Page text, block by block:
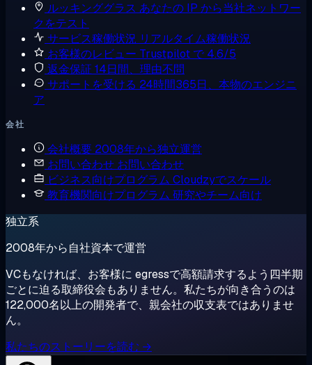
ルッキンググラス あなたの IP から当社ネットワー
クをテスト
サービス稼働状況 リアルタイム稼働状況
お客様のレビュー Trustpilot で 4.6/5
返金保証 14日間、理由不問
サポートを受ける 24時間365日、本物のエンジニ
ア
会社
会社概要 2008年から独立運営
お問い合わせ お問い合わせ
ビジネス向けプログラム Cloudzyでスケール
教育機関向けプログラム 研究やチーム向け
独立系
2008年から自社資本で運営
VCもなければ、お客様に egressで高額請求するよう四半期
ごとに迫る取締役会もありません。私たちが向き合うのは
122,000名以上の開発者で、親会社の収支表ではありませ
ん。
私たちのストーリーを読む →